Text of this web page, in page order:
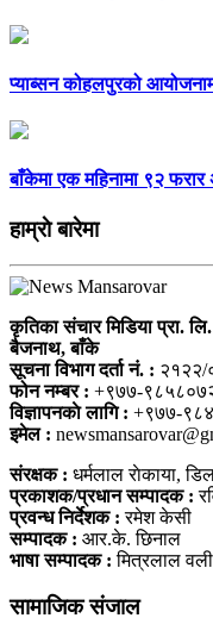
प्याब्सन कोहलपुरको
बाँकेमा एक महिनामा ९२ फरार
हाम्राे बारेमा
कृतिका संचार मिडिया प्रा. लि.
बैजनाथ, बाँके
सूचना विभाग दर्ता नं. : २१२२/
फोन नम्बर : +९७७-
विज्ञापनकाे लागि : +९७७-
इमेल :
संरक्षक : धर्मलाल राेकाया,
प्रकाशक/प्रधान सम्पादक :
प्रवन्ध निर्देशक : रमेश केसी
सम्पादक : आर.के. छिनाल
भाषा सम्पादक : मित्रलाल वली
सामाजिक संजाल